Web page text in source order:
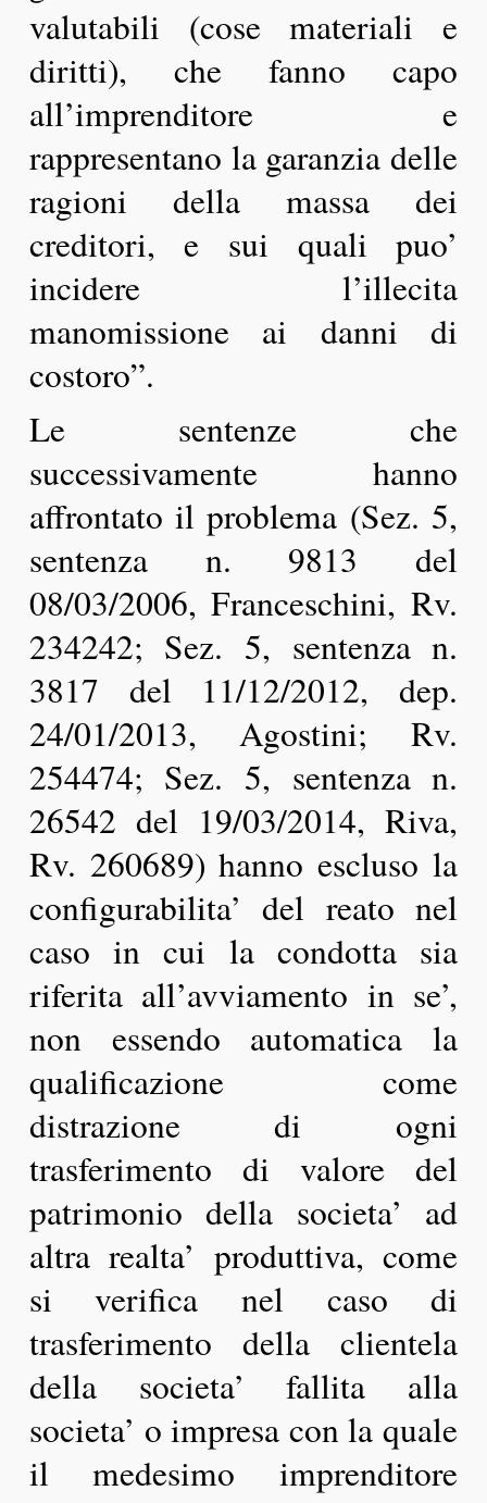
valutabili (cose materiali e
diritti), che fanno capo
all’imprenditore e
rappresentano la garanzia delle
ragioni della massa dei
creditori, e sui quali puo’
incidere l’illecita
manomissione ai danni di
costoro”.
Le sentenze che
successivamente hanno
affrontato il problema (Sez. 5,
sentenza n. 9813 del
08/03/2006, Franceschini, Rv.
234242; Sez. 5, sentenza n.
3817 del 11/12/2012, dep.
24/01/2013, Agostini; Rv.
254474; Sez. 5, sentenza n.
26542 del 19/03/2014, Riva,
Rv. 260689) hanno escluso la
configurabilita’ del reato nel
caso in cui la condotta sia
riferita all’avviamento in se’,
non essendo automatica la
qualificazione come
distrazione di ogni
trasferimento di valore del
patrimonio della societa’ ad
altra realta’ produttiva, come
si verifica nel caso di
trasferimento della clientela
della societa’ fallita alla
societa’ o impresa con la quale
il medesimo imprenditore